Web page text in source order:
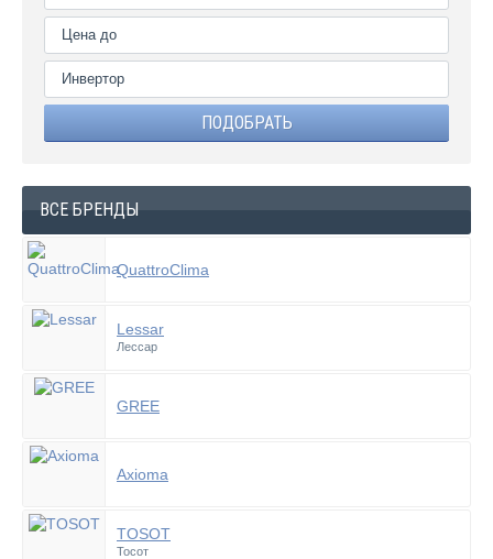
Цена до
Инвертор
ВСЕ БРЕНДЫ
QuattroClima
Lessar
Лессар
GREE
Axioma
TOSOT
Тосот